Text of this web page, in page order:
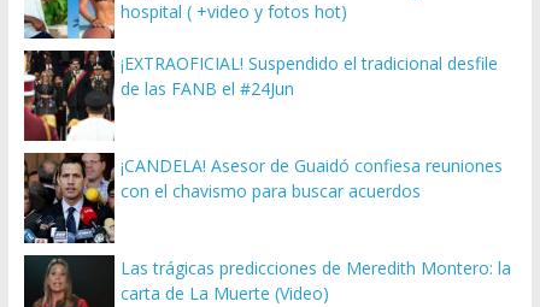
hospital ( +video y fotos hot)
¡EXTRAOFICIAL! Suspendido el tradicional desfile
de las FANB el #24Jun
¡CANDELA! Asesor de Guaidó confiesa reuniones
con el chavismo para buscar acuerdos
Las trágicas predicciones de Meredith Montero: la
carta de La Muerte (Video)